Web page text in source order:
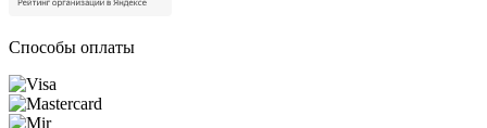
Способы оплаты